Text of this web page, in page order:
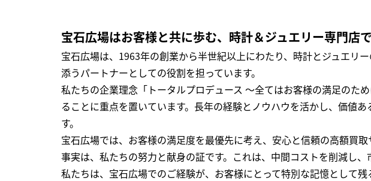
宝石広場はお客様と共に歩む、時計＆ジュエリー専門店で
宝石広場は、1963年の創業から半世紀以上にわたり、時計とジュエリ
添うパートナーとしての役割を担っています。
私たちの企業理念「トータルプロデュース ～全てはお客様の満足のた
ることに重点を置いています。長年の経験とノウハウを活かし、価値
す。
宝石広場では、お客様の満足度を最優先に考え、安心と信頼の高額買
事実は、私たちの努力と献身の証です。これは、中間コストを削減し、
私たちは、宝石広場でのご経験が、お客様にとって特別な記憶として